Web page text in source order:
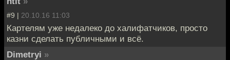
#9 | 20.10.16 11:03
Картелям уже недалеко до халифатчиков, просто
казни сделать публичными и всё.
Dimetryi »